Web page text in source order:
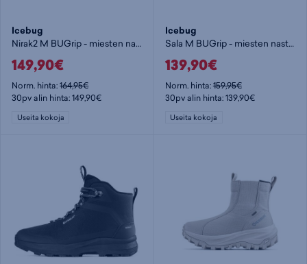
Icebug
Nirak2 M BUGrip - miesten nastakengät
149,90€
Norm. hinta:164,95€
30pv alin hinta: 149,90€
Useita kokoja
Icebug
Sala M BUGrip - miesten nastakengät
139,90€
Norm. hinta:159,95€
30pv alin hinta: 139,90€
Useita kokoja